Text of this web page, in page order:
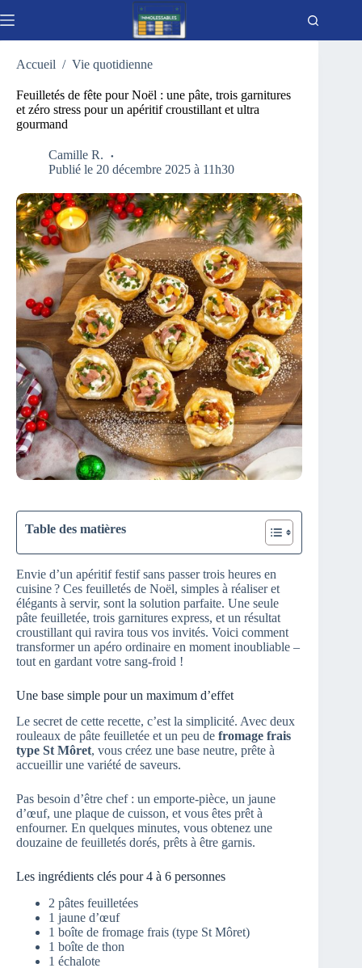
au
Accueil / Vie quotidienne
Feuilletés de fête pour Noël : une pâte, trois garnitures
et zéro stress pour un apéritif croustillant et ultra
gourmand
Camille R.
Publié le 20 décembre 2025 à 11h30
Table des matières
Envie d’un apéritif festif sans passer trois heures en
cuisine ? Ces feuilletés de Noël, simples à réaliser et
élégants à servir, sont la solution parfaite. Une seule
pâte feuilletée, trois garnitures express, et un résultat
croustillant qui ravira tous vos invités. Voici comment
transformer un apéro ordinaire en moment inoubliable –
tout en gardant votre sang-froid !
Une base simple pour un maximum d’effet
Le secret de cette recette, c’est la simplicité. Avec deux
rouleaux de pâte feuilletée et un peu de fromage frais
type St Môret, vous créez une base neutre, prête à
accueillir une variété de saveurs.
Pas besoin d’être chef : un emporte-pièce, un jaune
d’œuf, une plaque de cuisson, et vous êtes prêt à
enfourner. En quelques minutes, vous obtenez une
douzaine de feuilletés dorés, prêts à être garnis.
Les ingrédients clés pour 4 à 6 personnes
2 pâtes feuilletées
1 jaune d’œuf
1 boîte de fromage frais (type St Môret)
1 boîte de thon
1 échalote